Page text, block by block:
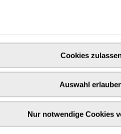
Cookies
Auswahl
Nur notwendige Cookies